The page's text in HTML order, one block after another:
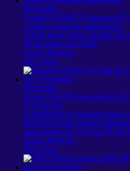
Mercados
Smart Fit (SMFT3) aprova R$
confira a data de pagamento
A data base para o direito ao
23 de março de 2026
Felipe Moreira
Há 1 hora
Mercados
Vivara (VIVA3) tem alta de
4º trimestre
O resultado foi impulsionado
EBITDA e pela melhor
pagamento de JCP de R$
Felipe Moreira
Há 1 hora